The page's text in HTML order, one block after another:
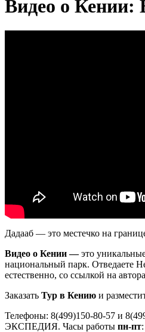
Видео о
Дадааб — это местечко на
Видео о Кении —это
национальный парк. Отведаете
естественно, со ссылкой на
Заказать Тур в Кению и
Телефоны: 8(499)150-80-57 и
ЭКСПЕДИЯ. Часы работы пн-пт